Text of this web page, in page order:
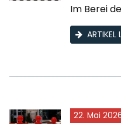
Im Berei
ARTIKEL
22. Mai